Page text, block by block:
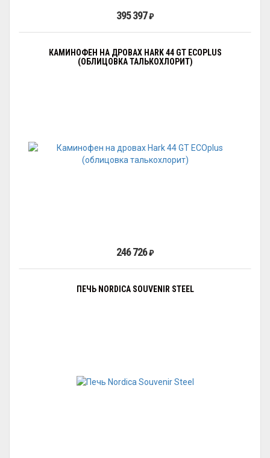
395 397₽
КАМИНОФЕН НА ДРОВАХ HARK 44 GT ECOPLUS
(ОБЛИЦОВКА ТАЛЬКОХЛОРИТ)
246 726₽
ПЕЧЬ NORDICA SOUVENIR STEEL